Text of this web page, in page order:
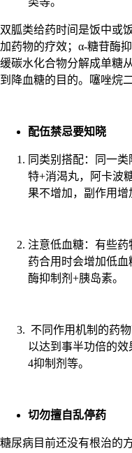
双胍类给药时间是饭中或
加药物的疗效；α-糖苷酶
缓碳水化合物分解成单糖
到降血糖的目的。噻唑烷
配伍禁忌要知晓
同类别搭配：同一
特+消渴丸，阿卡波
果不增加，副作用增
注意低血糖：有些
药合用时会增加低
酶抑制剂+胰岛素。
不同作用机制的药
以达到事半功倍的
4抑制剂等。
切勿擅自乱停药
糖尿病目前还没有根治的